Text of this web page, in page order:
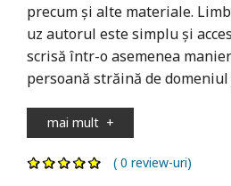
precum și alte materiale.
uz autorul este simplu și
scrisă într-o asemenea
persoană străină de
mai mult +
( 0 review-uri)